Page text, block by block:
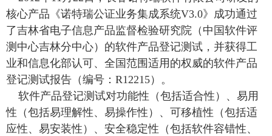
核心产品《诺特瑞公证业务集成系统V3.0》成功通过
了吉林省电子信息产品监督检验研究院（中国软件评
测中心吉林分中心）的软件产品登记测试，并获得工
业和信息化部认可、全国范围适用的权威的软件产品
登记测试报告（编号：R12215）。
软件产品登记测试对功能性（包括适合性）、易用
性（包括易理解性、易操作性）、可移植性（包括适
应性、易安装性）、安全稳定性（包括软件容错性、